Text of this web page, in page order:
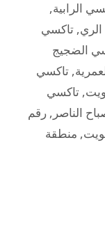
الرابية,
, تاكسي
الضجيج
, تاكسي
, تاكسي
الناصر , رقم
, منطقة